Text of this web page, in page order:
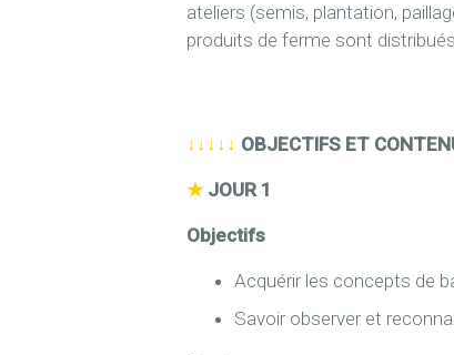
ateliers (semis, plantation,
produits de ferme sont
↓↓↓↓↓ OBJECTIFS ET
★ JOUR 1
Objectifs
Acquérir les concepts de
Savoir observer et